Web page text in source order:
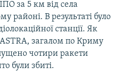
за 5 км від села
районі. В результаті було
станції. Як
загалом по Криму
чотири ракети
були збиті.